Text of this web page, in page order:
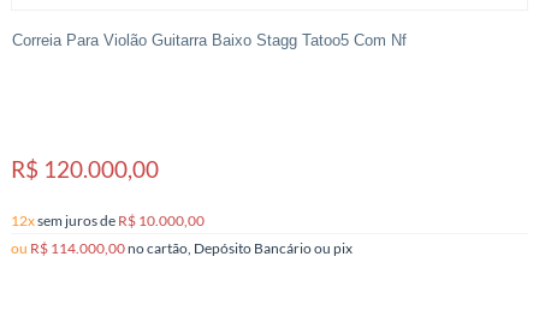
Correia Para Violão Guitarra Baixo Stagg Tatoo5 Com Nf
R$ 120.000,00
12xsem jurosde R$ 10.000,00
ou R$ 114.000,00 no cartão, Depósito Bancário ou pix